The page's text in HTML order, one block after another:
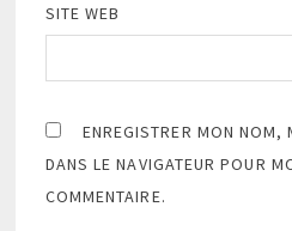
SITE WEB
ENREGISTRER MON
DANS LE NAVIGATEUR POUR
COMMENTAIRE.